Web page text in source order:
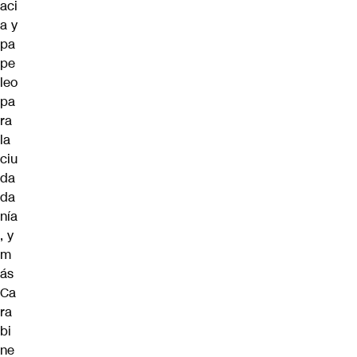
aci
a y
pa
pe
leo
pa
ra
la
ciu
da
da
nía
, y
m
ás
Ca
ra
bi
ne